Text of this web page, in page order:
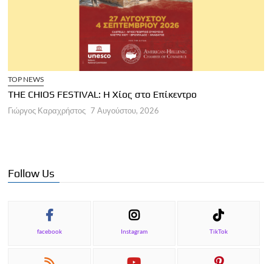
TOP NEWS
THE CHIOS FESTIVAL: Η Χίος στο Επίκεντρο
Γιώργος Καραχρήστος 7 Αυγούστου, 2026
Follow Us
facebook Instagram TikTok